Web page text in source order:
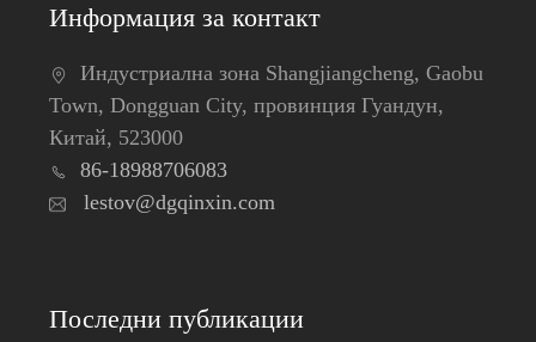
Информация за контакт
Индустриална зона Shangjiangcheng, Gaobu
Town, Dongguan City, провинция Гуандун,
Китай, 523000
86-18988706083
lestov@dgqinxin.com
Последни публикации